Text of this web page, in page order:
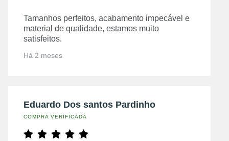
Tamanhos perfeitos, acabamento impecável e
material de qualidade, estamos muito
satisfeitos.
Há 2 meses
Eduardo Dos santos Pardinho
COMPRA VERIFICADA